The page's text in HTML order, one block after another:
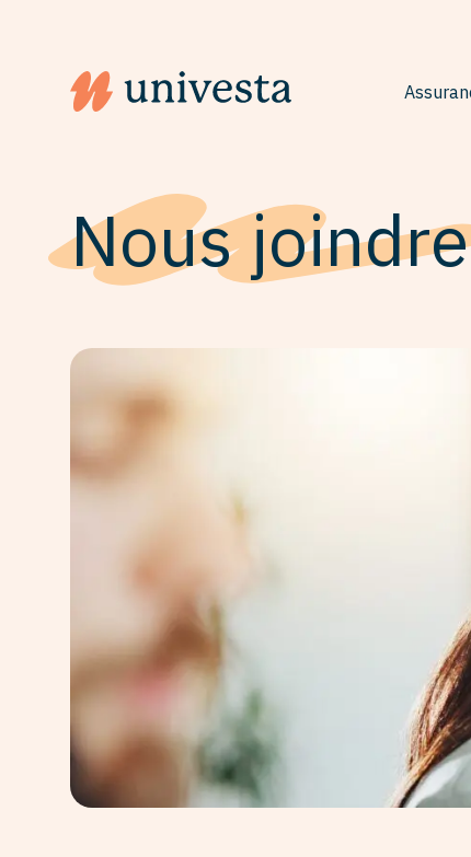
Logo du siteUnivesta Assurances
Nous joindre